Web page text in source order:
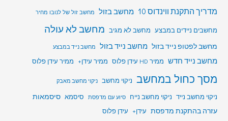
מדריך התקנת ווינדוס 10 מחשב בזול מחשב זול של לנובו מחיר
מחשבים ניידים במבצע מחשב לא מגיב מחשב לא עולה
מחשב לפטופ נייד בזול מחשב נייד בזול מחשב נייד במבצע
מחשב נייד חדש ממיר HD עידן פלוס ממיר עידן+ ממיר עידן פלוס
מסך כחול במחשב ניקוי מחשב ניקוי מחשב מאבק
ניקוי מחשב נייד ניקוי מחשב נייח סיוע עם מדפסת סיסמא סיסמאות
עזרה בהתקנת מדפסת עידן+ עידן פלוס